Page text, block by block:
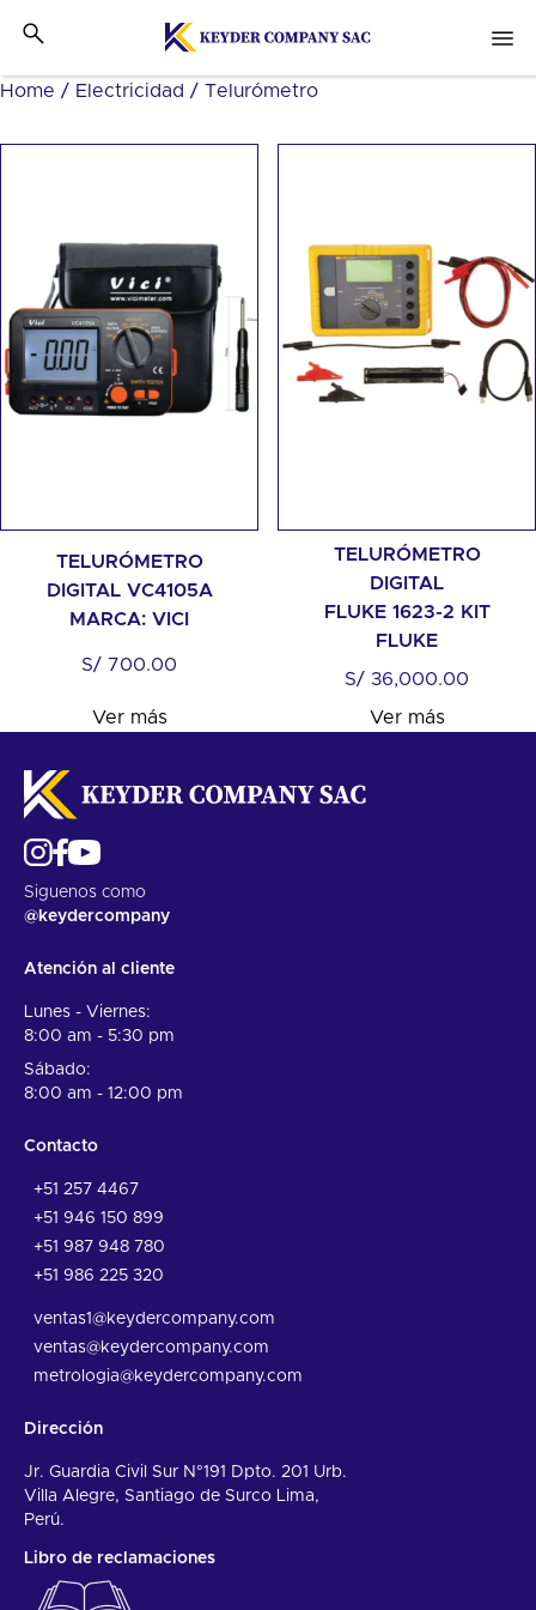
Home / Electricidad / Telurómetro
TELURÓMETRO
DIGITAL VC4105A
MARCA: VICI
S/ 700.00
Ver más
TELURÓMETRO
DIGITAL
FLUKE 1623-2 KIT
FLUKE
S/ 36,000.00
Ver más
Siguenos como
@keydercompany
Atención al cliente
Lunes - Viernes:
8:00 am - 5:30 pm
Sábado:
8:00 am - 12:00 pm
Contacto
+51 257 4467
+51 946 150 899
+51 987 948 780
+51 986 225 320
ventas1@keydercompany.com
ventas@keydercompany.com
metrologia@keydercompany.com
Dirección
Jr. Guardia Civil Sur N°191 Dpto. 201 Urb.
Villa Alegre, Santiago de Surco Lima,
Perú.
Libro de reclamaciones